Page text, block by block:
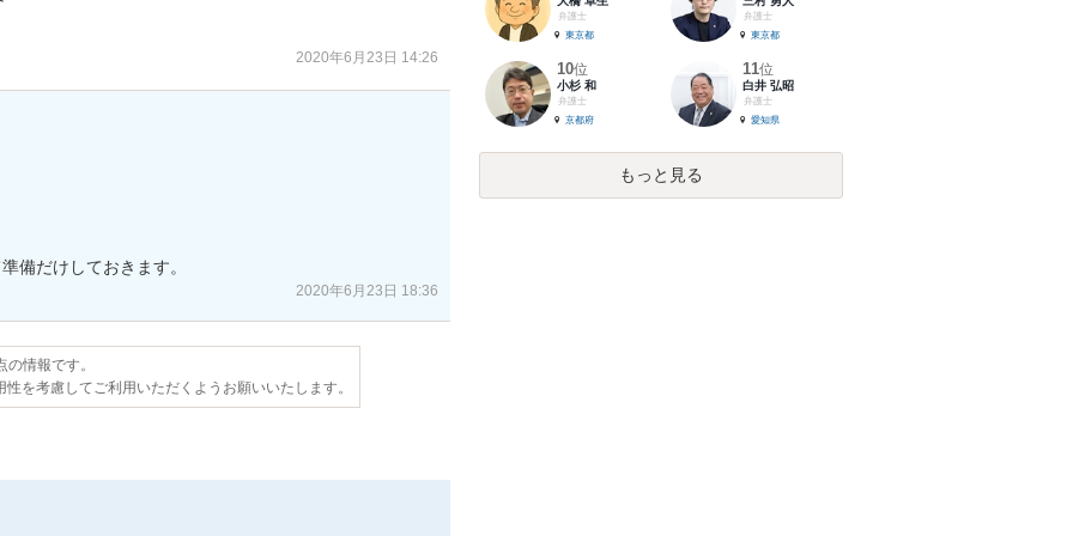
2020年6月23日 14:26
備だけしておきます。
2020年6月23日 18:36
情報です。
を考慮してご利用いただくようお願いいたします。
弁護士
東京都
弁護士
東京都
10位
小杉 和
弁護士
京都府
11位
白井 弘昭
弁護士
愛知県
もっと見る